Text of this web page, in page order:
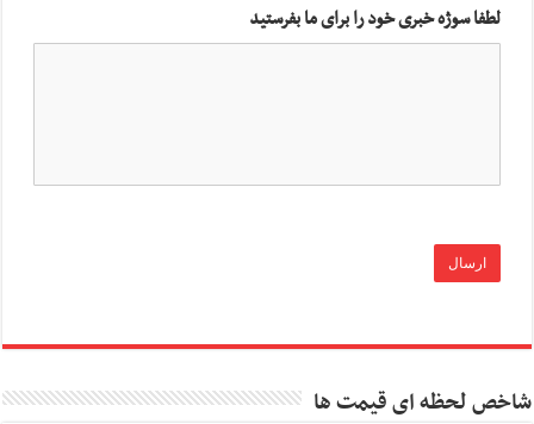
لطفا سوژه خبری خود را برای ما بفرستید
شاخص لحظه ای قیمت ها